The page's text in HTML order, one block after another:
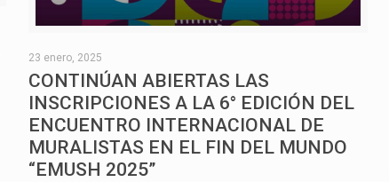
23 enero, 2025
CONTINÚAN ABIERTAS LAS
INSCRIPCIONES A LA 6° EDICIÓN DEL
ENCUENTRO INTERNACIONAL DE
MURALISTAS EN EL FIN DEL MUNDO
“EMUSH 2025”